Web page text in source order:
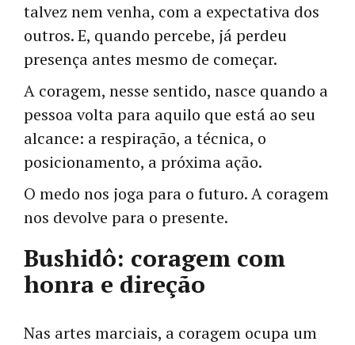
talvez nem venha, com a expectativa dos
outros. E, quando percebe, já perdeu
presença antes mesmo de começar.
A coragem, nesse sentido, nasce quando a
pessoa volta para aquilo que está ao seu
alcance: a respiração, a técnica, o
posicionamento, a próxima ação.
O medo nos joga para o futuro. A coragem
nos devolve para o presente.
Bushidô: coragem com
honra e direção
Nas artes marciais, a coragem ocupa um